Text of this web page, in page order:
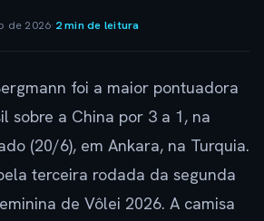
de 2026· 2 min de leitura
foi a maior pontuadora
sobre a China por 3 a 1, na
(20/6), em Ankara, na Turquia.
terceira rodada da segunda
de Vôlei 2026. A camisa